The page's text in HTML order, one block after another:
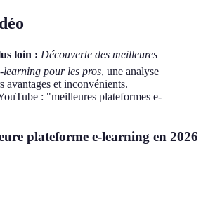
loin : Découverte des meilleures
learning pour les pros, une analyse
avantages et inconvénients.
: "meilleures plateformes e-
plateforme e-learning en 2026